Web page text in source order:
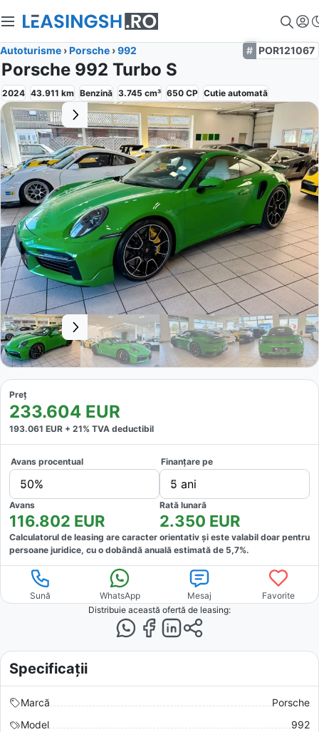
Autoturisme ›Porsche ›992 POR121067
Porsche 992 Turbo S
2024 43.911 km Benzină 3.745 cm³ 650 CP Cutie automată
Preț
233.604 EUR
193.061 EUR + 21% TVA deductibil
Avans procentual
50%
Finanțare pe
5 ani
Avans
116.802 EUR
Rată lunară
2.350 EUR
Calculatorul de leasing are caracter orientativ și este valabil doar pentru
persoane juridice, cu o dobândă anuală estimată de 5,7%.
Sună WhatsApp Mesaj
Favorite
Distribuie această ofertă de leasing:
Specificații
Marcă
Porsche
Model
992